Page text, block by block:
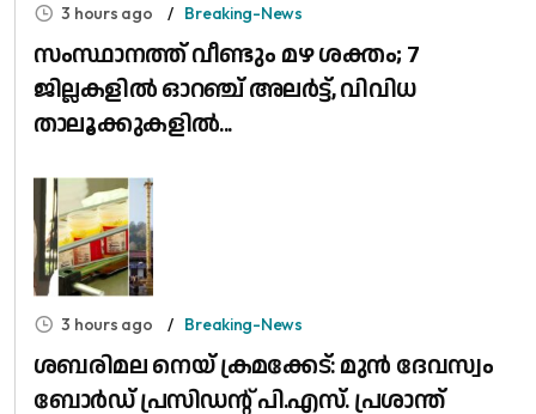
3 hours ago Breaking-News
സംസ്ഥാനത്ത് വീണ്ടും മഴ ശക്തം; 7
ജില്ലകളിൽ ഓറഞ്ച് അലർട്ട്, വിവിധ
താലൂക്കുകളിൽ...
3 hours ago Breaking-News
ശബരിമല നെയ് ക്രമക്കേട്: മുൻ ദേവസ്വം
ബോർഡ് പ്രസിഡന്റ് പി.എസ്. പ്രശാന്ത്